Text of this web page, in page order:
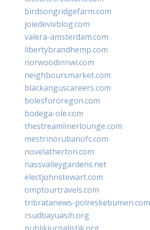
birdsongridgefarm.com
joiedevivblog.com
valera-amsterdam.com
libertybrandhemp.com
norwoodinnwi.com
neighboursmarket.com
blackanguscareers.com
bolesfororegon.com
bodega-ole.com
thestreamlinerlounge.com
mestrinorubanofc.com
novelatherton.com
nassvalleygardens.net
electjohnstewart.com
omptourtravels.com
tribratanews-polreskebumen.com
rsudbayuasih.org